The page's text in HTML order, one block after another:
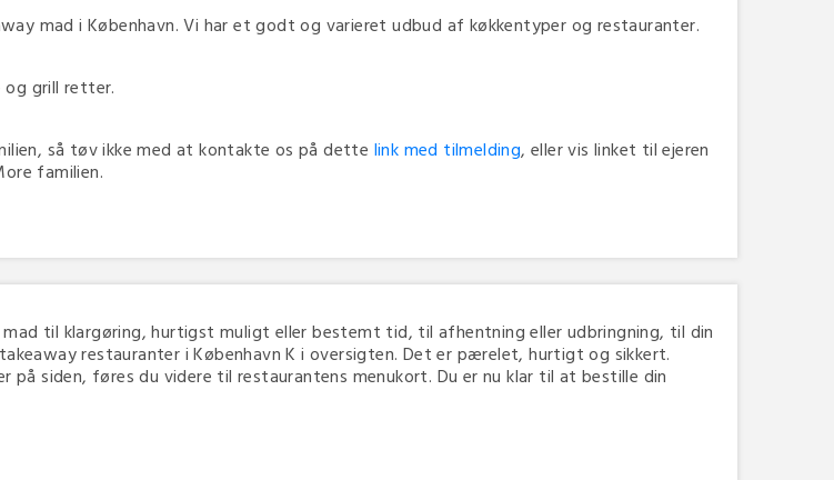
mad i København. Vi har et godt og varieret udbud af køkkentyper og restauranter.
og grill retter.
så tøv ikke med at kontakte os på dette link med tilmelding, eller vis linket til ejeren
familien.
til klargøring, hurtigst muligt eller bestemt tid, til afhentning eller udbringning, til din
restauranter i København K i oversigten. Det er pærelet, hurtigt og sikkert.
siden, føres du videre til restaurantens menukort. Du er nu klar til at bestille din